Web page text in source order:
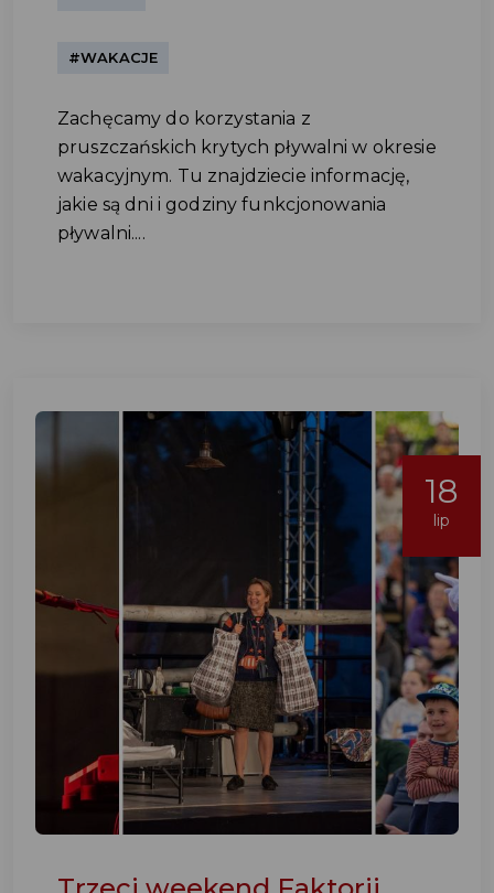
#WAKACJE
Zachęcamy do korzystania z
pruszczańskich krytych pływalni w okresie
wakacyjnym. Tu znajdziecie informację,
jakie są dni i godziny funkcjonowania
pływalni....
18
lip